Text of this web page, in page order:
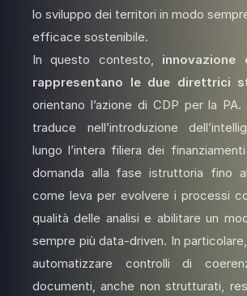
lo sviluppo dei territori in modo
efficace sostenibile.
In questo contesto, innovazione
rappresentano le due direttrici
orientano l’azione di CDP per la PA.
traduce nell’introduzione
lungo l’intera filiera dei
domanda alla fase istruttoria fino
come leva per evolvere i processi
qualità delle analisi e abilitare un
sempre più data-driven. In
automatizzare controlli di
documenti, anche non strutturati,